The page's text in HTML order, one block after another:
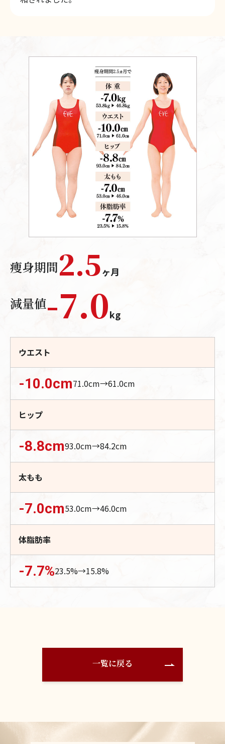
痩身期間2.5ヶ月
減量値-7.0kg
ウエスト
-10.0cm71.0cm→61.0cm
ヒップ
-8.8cm93.0cm→84.2cm
太もも
-7.0cm53.0cm→46.0cm
体脂肪率
-7.7%23.5%→15.8%
一覧に戻る